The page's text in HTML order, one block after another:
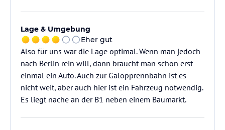
Lage & Umgebung
Eher gut
Also für uns war die Lage optimal. Wenn man jedoch
nach Berlin rein will, dann braucht man schon erst
einmal ein Auto. Auch zur Galopprennbahn ist es
nicht weit, aber auch hier ist ein Fahrzeug notwendig.
Es liegt nache an der B1 neben einem Baumarkt.